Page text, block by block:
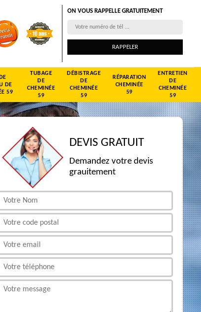
ON VOUS RAPPELLE GRATUITEMENT
DE
59
TUBAGE
DE
CHEMINÉE
59
DÉBISTRAGE
DE
CHEMINÉE
59
RÉPARATION
CHEMINÉE
59
ENTRETIEN
DE
CHEMINÉE
59
DEVIS GRATUIT
Demandez votre devis
grauitement